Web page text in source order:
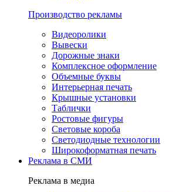
Производство рекламы
Видеоролики
Вывески
Дорожные знаки
Комплексное оформление
Объемные буквы
Интерьерная печать
Крышные установки
Таблички
Ростовые фигуры
Световые короба
Светодиодные технологии
Широкоформатная печать
Реклама в СМИ
Реклама в медиа